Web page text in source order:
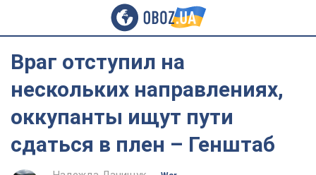
Враг отступил на
нескольких направлениях,
оккупанты ищут пути
сдаться в плен – Генштаб